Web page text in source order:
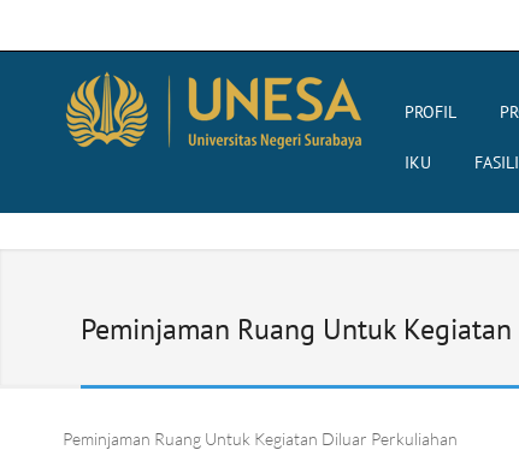
PROFIL
IKU
Peminjaman Ruang Untuk
Peminjaman Ruang Untuk Kegiatan Diluar Perkuliahan